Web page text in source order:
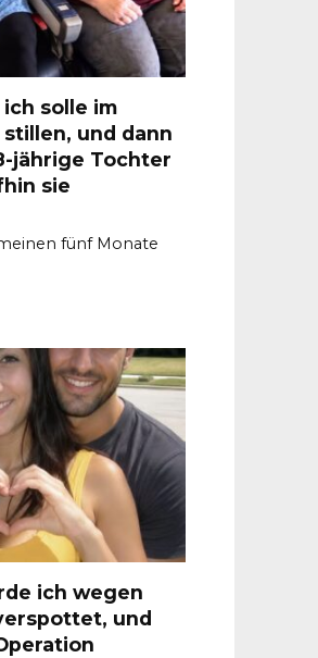
solle im
und dann
jährige Tochter
sie
fünf Monate
ich wegen
und